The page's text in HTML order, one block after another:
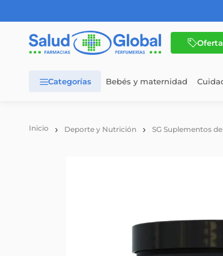
Bebés y maternidad
Deporte y Nutrición SG Suplementos